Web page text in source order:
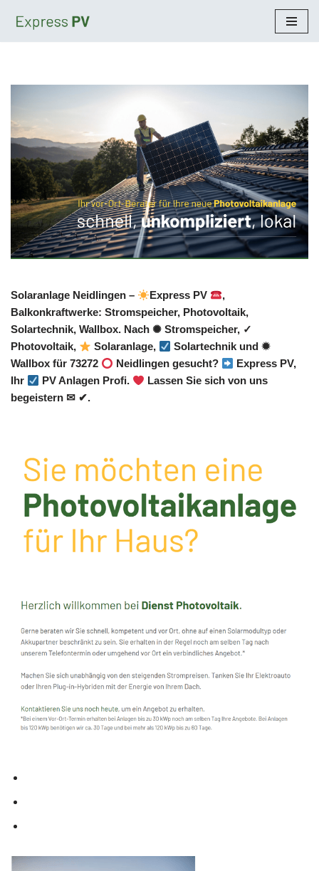
Solaranlage Neidlingen – Express PV
,
Balkonkraftwerke: Stromspeicher, Photovoltaik,
Solartechnik, Wallbox. Nach ✺ Stromspeicher, ✓
Photovoltaik,
Solaranlage,
Solartechnik und ✹
Wallbox für 73272
Neidlingen gesucht?
Express PV,
Ihr
PV Anlagen Profi.
Lassen Sie sich von uns
begeistern ✉ ✔.